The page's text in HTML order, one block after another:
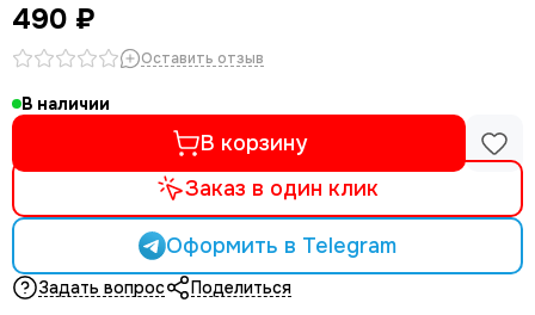
490 ₽
Оставить отзыв
В наличии
В корзину
Заказ в один клик
Оформить в Telegram
Задать вопрос Поделиться